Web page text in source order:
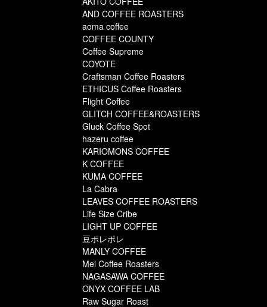
AND COFFEE ROASTERS
aoma coffee
COFFEE COUNTY
Coffee Supreme
COYOTE
Craftsman Coffee Roasters
ETHICUS Coffee Roasters
Flight Coffee
GLITCH COFFEE&ROASTERS
Gluck Coffee Spot
hazeru coffee
KARIOMONS COFFEE
K COFFEE
KUMA COFFEE
La Cabra
LEAVES COFFEE ROASTERS
Life Size Cribe
LIGHT UP COFFEE
豆ポレポレ
MANLY COFFEE
Mel Coffee Roasters
NAGASAWA COFFEE
ONYX COFFEE LAB
Raw Sugar Roast